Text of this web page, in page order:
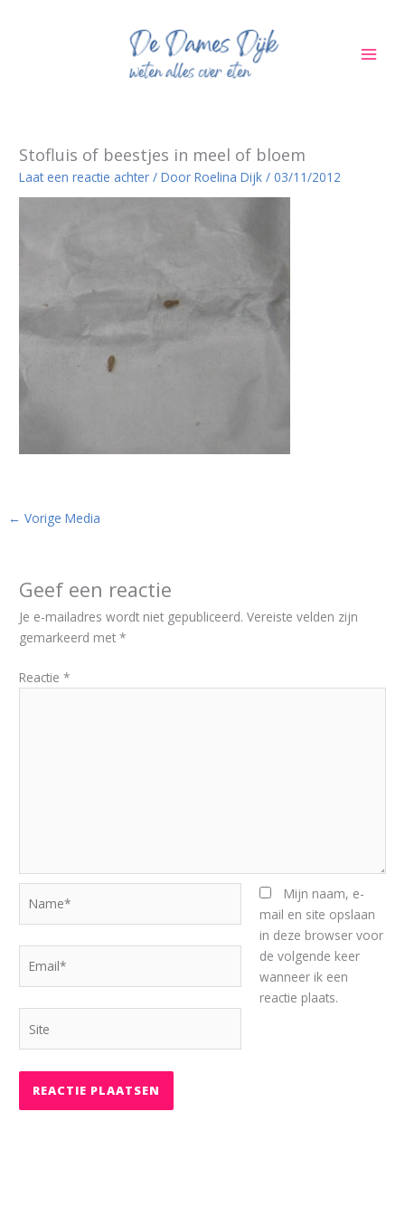
Stofluis of beestjes in meel of bloem
Laat een reactie achter / DoorRoelina Dijk/03/11/2012
← Vorige Media
Geef een reactie
Je e-mailadres wordt niet gepubliceerd. Vereiste velden zijn
gemarkeerd met*
Reactie*
Mijn naam, e-
mail en site opslaan
in deze browser voor
de volgende keer
wanneer ik een
reactie plaats.